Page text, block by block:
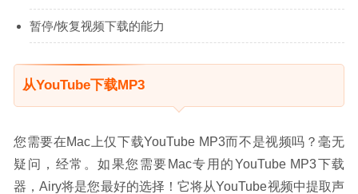
暂停/恢复视频下载的能力
从YouTube下载MP3
您需要在Mac上仅下载YouTube MP3而不是视频吗？毫无
疑问，经常。如果您需要Mac专用的YouTube MP3下载
器，Airy将是您最好的选择！它将从YouTube视频中提取声